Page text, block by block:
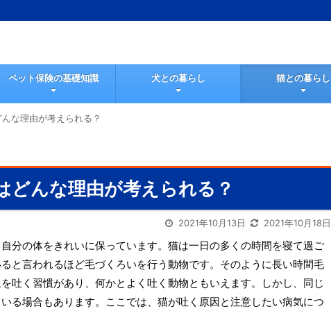
ペット保険の基礎知識 犬との暮らし 猫との暮らし
な理由が考えられる？
どんな理由が考えられる？
2021年10月13日 2021年10月18日
分の体をきれいに保っています。猫は一日の多くの時間を寝て過ご
と言われるほど毛づくろいを行う動物です。そのように長い時間毛
吐く習慣があり、何かとよく吐く動物ともいえます。しかし、同じ
る場合もあります。ここでは、猫が吐く原因と注意したい病気につ